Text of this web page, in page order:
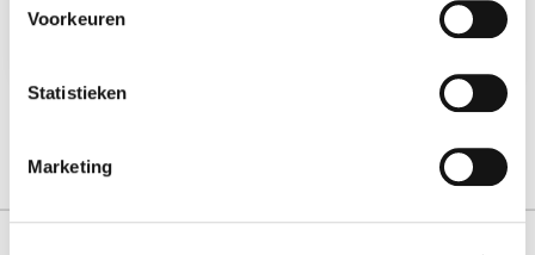
Voorkeuren
Statistieken
Marketing